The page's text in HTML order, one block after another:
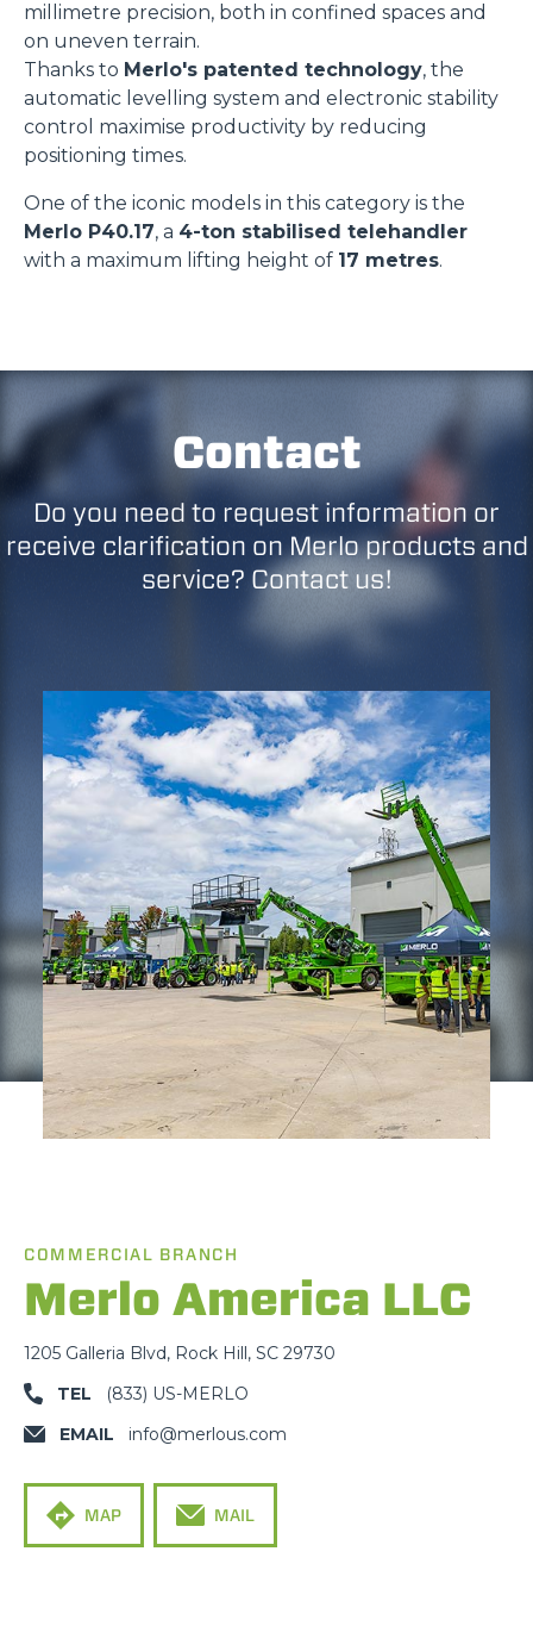
millimetre precision, both in confined spaces and
on uneven terrain.
Thanks to Merlo's patented technology, the
automatic levelling system and electronic stability
control maximise productivity by reducing
positioning times.
One of the iconic models in this category is the
Merlo P40.17, a 4-ton stabilised telehandler
with a maximum lifting height of 17 metres.
Contact
Do you need to request information or
receive clarification on Merlo products and
service? Contact us!
COMMERCIAL BRANCH
Merlo America LLC
1205 Galleria Blvd, Rock Hill, SC 29730
TEL
(833) US-MERLO
EMAIL
info@merlous.com
MAP MAIL